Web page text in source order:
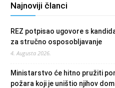
Najnoviji članci
REZ potpisao ugovore s
za stručno osposobljavanje
4. Augusta 2026.
Ministarstvo će hitno pružiti
požara koji je uništio njihov dom